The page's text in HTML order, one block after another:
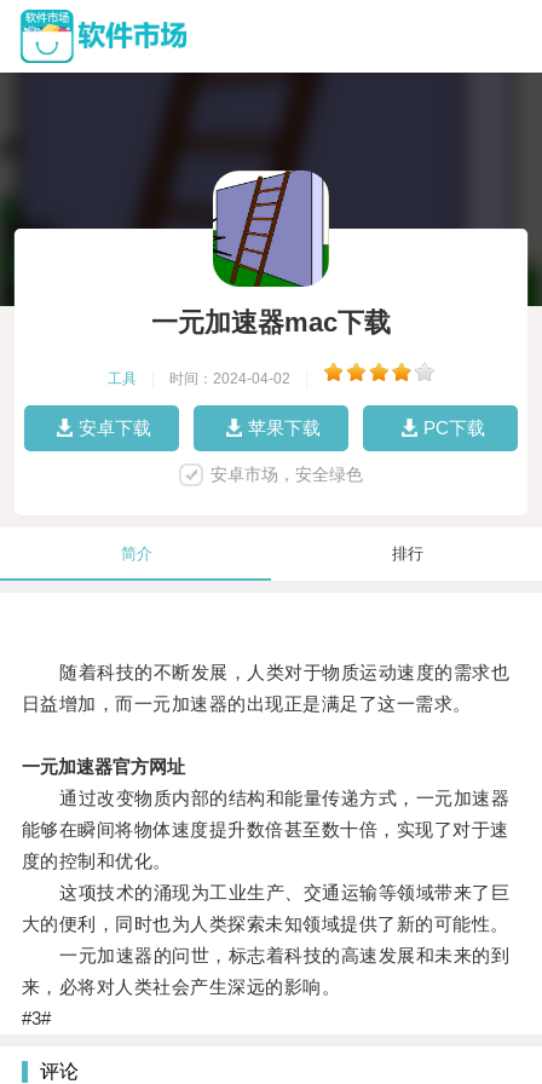
一元加速器mac下载
工具 时间：2024-04-02
安卓下载 苹果下载 PC下载
安卓市场，安全绿色
简介 排行
随着科技的不断发展，人类对于物质运动速度的需求也
日益增加，而一元加速器的出现正是满足了这一需求。
一元加速器官方网址
通过改变物质内部的结构和能量传递方式，一元加速器
能够在瞬间将物体速度提升数倍甚至数十倍，实现了对于速
度的控制和优化。
这项技术的涌现为工业生产、交通运输等领域带来了巨
大的便利，同时也为人类探索未知领域提供了新的可能性。
一元加速器的问世，标志着科技的高速发展和未来的到
来，必将对人类社会产生深远的影响。
#3#
评论